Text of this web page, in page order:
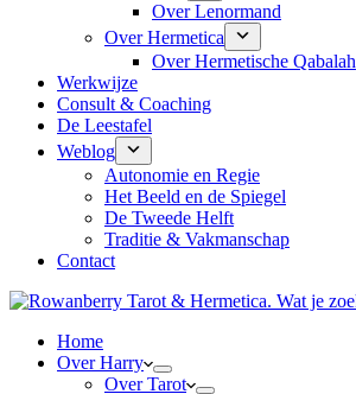
Over Lenormand
Over Hermetica
Over Hermetische Qabalah
Werkwijze
Consult & Coaching
De Leestafel
Weblog
Autonomie en Regie
Het Beeld en de Spiegel
De Tweede Helft
Traditie & Vakmanschap
Contact
Home
Over Harry
Over Tarot